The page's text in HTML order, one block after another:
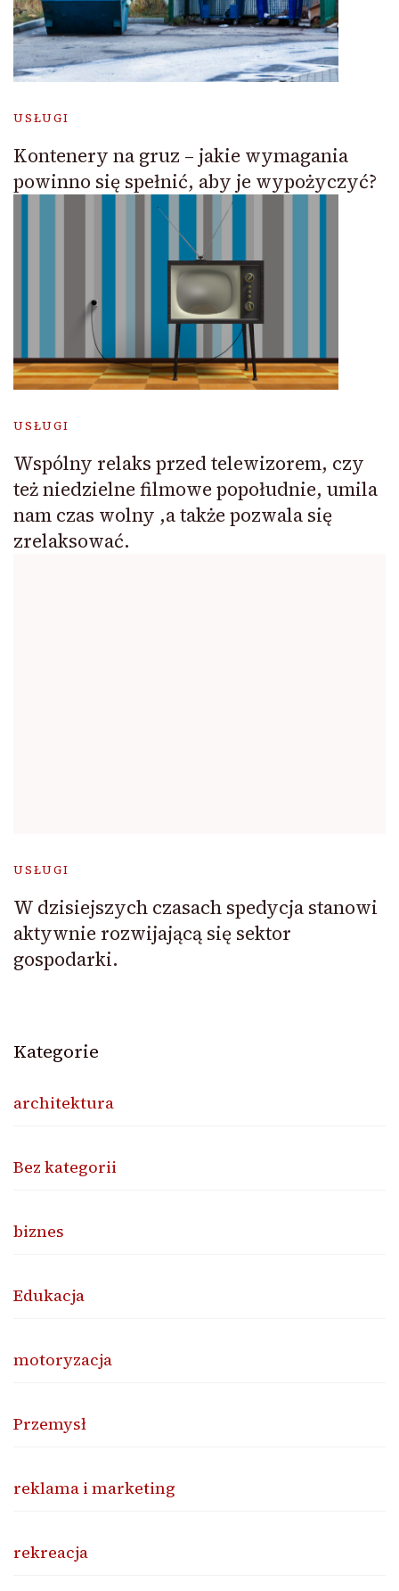
USŁUGI
Kontenery na gruz – jakie wymagania
powinno się spełnić, aby je wypożyczyć?
USŁUGI
Wspólny relaks przed telewizorem, czy
też niedzielne filmowe popołudnie, umila
nam czas wolny ,a także pozwala się
zrelaksować.
USŁUGI
W dzisiejszych czasach spedycja stanowi
aktywnie rozwijającą się sektor
gospodarki.
Kategorie
architektura
Bez kategorii
biznes
Edukacja
motoryzacja
Przemysł
reklama i marketing
rekreacja